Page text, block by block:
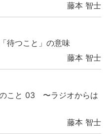
藤本 智士
待つこと」の意味
藤本 智士
こと 03 〜ラジオからは
藤本 智士